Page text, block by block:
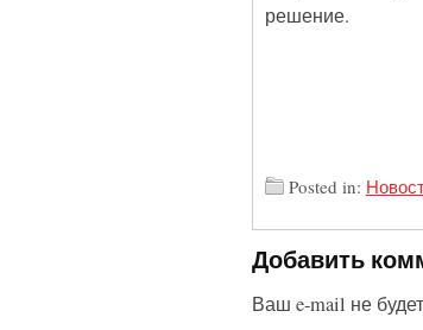
решение.
Posted in:
Добавить
Ваш e-mail не